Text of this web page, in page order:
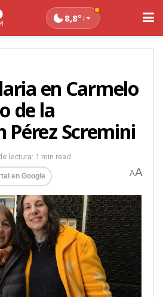
8,8°↓
en Carmelo
de la
Pérez Scremini
lectura: 1 min read
en Google AA